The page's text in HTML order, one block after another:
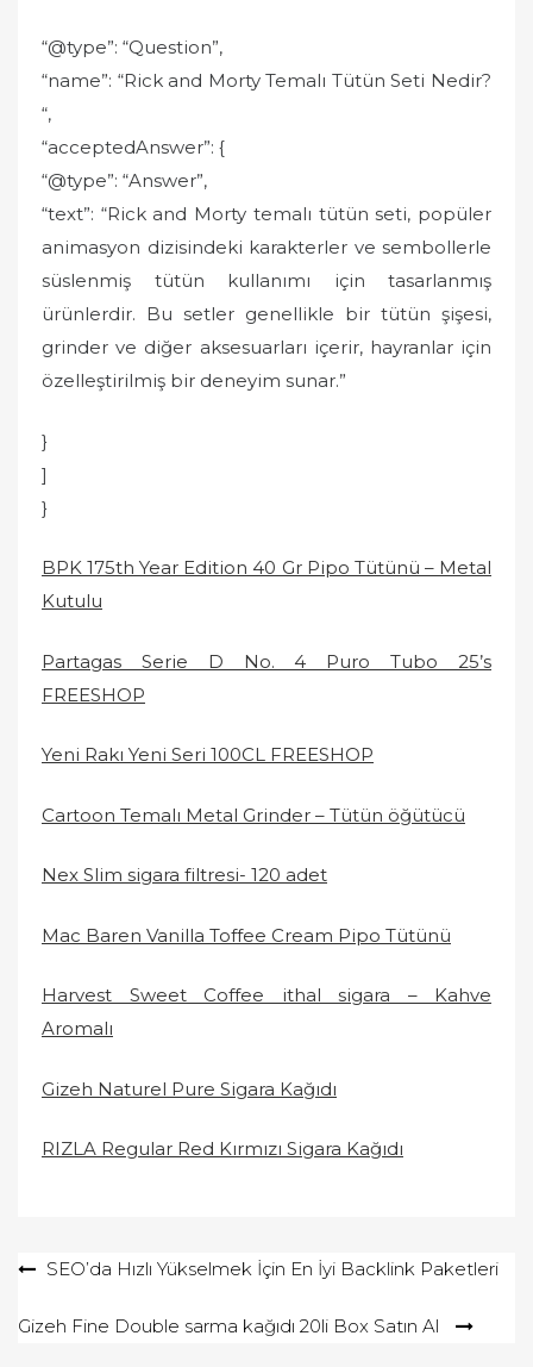
“@type”: “Question”,
“name”: “Rick and Morty Temalı Tütün Seti Nedir?
“,
“acceptedAnswer”: {
“@type”: “Answer”,
“text”: “Rick and Morty temalı tütün seti, popüler
animasyon dizisindeki karakterler ve sembollerle
süslenmiş tütün kullanımı için tasarlanmış
ürünlerdir. Bu setler genellikle bir tütün şişesi,
grinder ve diğer aksesuarları içerir, hayranlar için
özelleştirilmiş bir deneyim sunar.”
}
]
}
BPK 175th Year Edition 40 Gr Pipo Tütünü – Metal
Kutulu
Partagas Serie D No. 4 Puro Tubo 25’s
FREESHOP
Yeni Rakı Yeni Seri 100CL FREESHOP
Cartoon Temalı Metal Grinder – Tütün öğütücü
Nex Slim sigara filtresi- 120 adet
Mac Baren Vanilla Toffee Cream Pipo Tütünü
Harvest Sweet Coffee ithal sigara – Kahve
Aromalı
Gizeh Naturel Pure Sigara Kağıdı
RIZLA Regular Red Kırmızı Sigara Kağıdı
YazıSEO’da Hızlı Yükselmek İçin En İyi Backlink Paketleri
Gizeh Fine Double sarma kağıdı 20li Box Satın Al